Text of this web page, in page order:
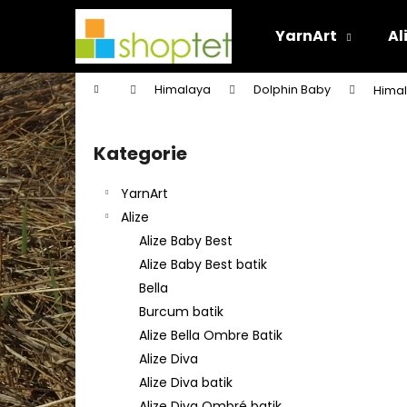
YarnArt
Domů Himalaya Dolphin Baby
P
o
s
t
r
a
n
n
í
p
a
n
Přeskočit
kategorie
Kategorie
YarnArt
Alize
Alize Baby Best
Alize Baby Best batik
Bella
Burcum batik
Alize Bella Ombre Batik
Alize Diva
Alize Diva batik
í
k
Zpět
do
obchodu
Zpět
do
obchodu